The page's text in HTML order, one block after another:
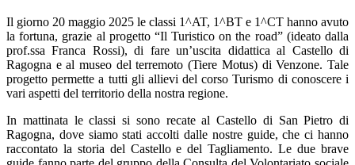
Il giorno 20 maggio 2025 le classi 1^AT, 1^BT e 1^CT hanno avuto
la fortuna, grazie al progetto “Il Turistico on the road” (ideato dalla
prof.ssa Franca Rossi), di fare un’uscita didattica al Castello di
Ragogna e al museo del terremoto (Tiere Motus) di Venzone. Tale
progetto permette a tutti gli allievi del corso Turismo di conoscere i
vari aspetti del territorio della nostra regione.
In mattinata le classi si sono recate al Castello di San Pietro di
Ragogna, dove siamo stati accolti dalle nostre guide, che ci hanno
raccontato la storia del Castello e del Tagliamento. Le due brave